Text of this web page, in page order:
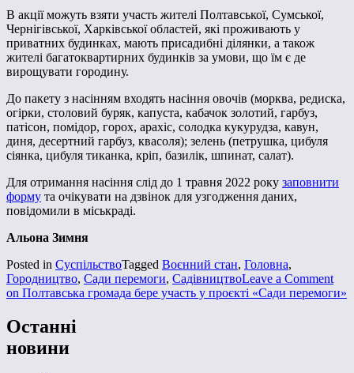
В акції можуть взяти участь жителі Полтавської, Сумської,
Чернігівської, Харківської областей, які проживають у
приватних будинках, мають присадибні ділянки, а також
жителі багатоквартирних будинків за умови, що їм є де
вирощувати городину.
До пакету з насінням входять насіння овочів (морква, редиска,
огірки, столовий буряк, капуста, кабачок золотий, гарбуз,
патісон, помідор, горох, арахіс, солодка кукурудза, кавун,
диня, десертний гарбуз, квасоля); зелень (петрушка, цибуля
сіянка, цибуля тиканка, кріп, базилік, шпинат, салат).
Для отримання насіння слід до 1 травня 2022 року заповнити
форму та очікувати на дзвінок для узгодження даних,
повідомили в міськраді.
Альона Зимня
Posted in СуспільствоTagged Воєнний стан, Головна,
Городництво, Сади перемоги, СадівництвоLeave a Comment
on Полтавська громада бере участь у проєкті «Сади перемоги»
Останні
новини